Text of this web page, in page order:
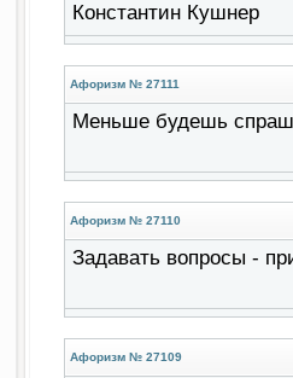
Константин Кушнер
Афоризм № 27111
Меньше будешь
Афоризм № 27110
Задавать вопросы -
Афоризм № 27109